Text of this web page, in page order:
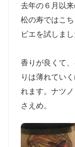
去年の６月以来
松の寿ではこ
ビエを試しま
香りが良くて
りは薄れてい
れます。ナツ
さえめ。